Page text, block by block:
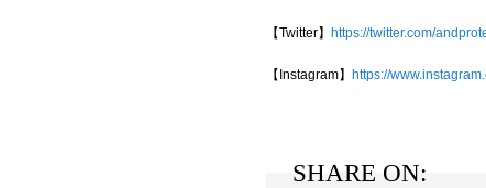
【Twitter】 https://twitter.com/
【Instagram】 https://
SHARE ON: